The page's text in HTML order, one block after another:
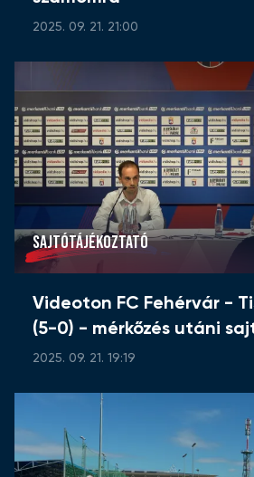
2025. 09. 21. 21:00
SAJTÓTÁJÉKOZTATÓ
Videoton FC Fehérvár -
(5-0) - mérkőzés utáni
2025. 09. 21. 19:19